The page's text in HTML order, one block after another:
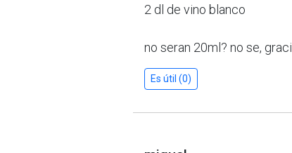
2 dl de vino blanco
no seran 20ml? no se,
Es útil (0)